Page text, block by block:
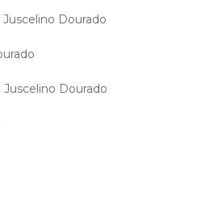
Juscelino Dourado
Juscelino Dourado